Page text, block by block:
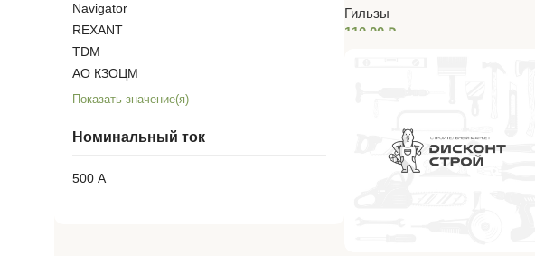
Navigator
REXANT
TDM
АО КЗОЦМ
Показать значение(я)
Номинальный ток
500 А
Гильзы
110,00 ₽